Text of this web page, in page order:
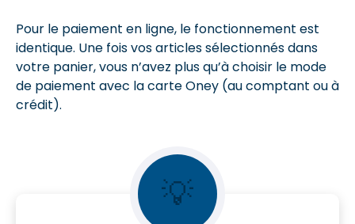
Pour le paiement en ligne, le fonctionnement est
identique. Une fois vos articles sélectionnés dans
votre panier, vous n’avez plus qu’à choisir le mode
de paiement avec la carte Oney (au comptant ou à
crédit).
💡